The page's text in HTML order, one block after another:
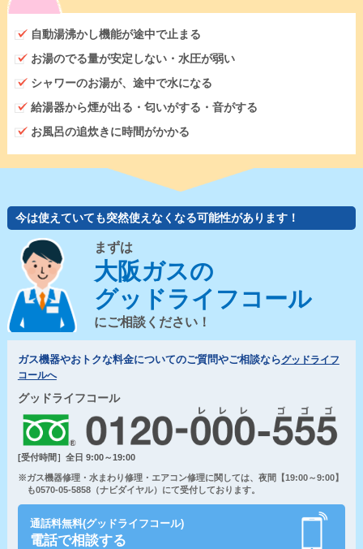
自動湯沸かし機能が途中で止まる
お湯のでる量が安定しない・水圧が弱い
シャワーのお湯が、途中で水になる
給湯器から煙が出る・匂いがする・音がする
お風呂の追炊きに時間がかかる
今は使えていても突然使えなくなる可能性があります！
まずは
大阪ガスの
グッドライフコール
にご相談ください！
ガス機器やおトクな料金についてのご質問やご相談ならグッドライフ
コールへ
グッドライフコール
[受付時間］全日 9:00～19:00
※ガス機器修理・水まわり修理・エアコン修理に関しては、夜間【19:00～9:00】
も0570-05-5858（ナビダイヤル）にて受付しております。
通話料無料(グッドライフコール)
電話で相談する